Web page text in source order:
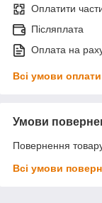
Оплатити
Післяплата
Оплата на
Всі умови оплати
Умови
Повернення
Всі умови